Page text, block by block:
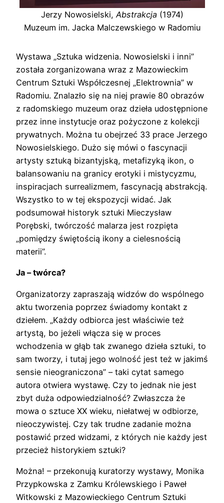
Jerzy Nowosielski, Abstrakcja(1974)
Muzeum im. Jacka Malczewskiego w Radomiu
Wystawa „Sztuka widzenia. Nowosielski i inni”
została zorganizowana wraz z Mazowieckim
Centrum Sztuki Współczesnej „Elektrownia” w
Radomiu. Znalazło się na niej prawie 80 obrazów
z radomskiego muzeum oraz dzieła udostępnione
przez inne instytucje oraz pożyczone z kolekcji
prywatnych. Można tu obejrzeć 33 prace Jerzego
Nowosielskiego. Dużo się mówi o fascynacji
artysty sztuką bizantyjską, metafizyką ikon, o
balansowaniu na granicy erotyki i mistycyzmu,
inspiracjach surrealizmem, fascynacją abstrakcją.
Wszystko to w tej ekspozycji widać. Jak
podsumował historyk sztuki Mieczysław
Porębski, twórczość malarza jest rozpięta
„pomiędzy świętością ikony a cielesnością
materii”.
Ja – twórca?
Organizatorzy zapraszają widzów do wspólnego
aktu tworzenia poprzez świadomy kontakt z
dziełem. „Każdy odbiorca jest właściwie też
artystą, bo jeżeli włącza się w proces
wchodzenia w głąb tak zwanego dzieła sztuki, to
sam tworzy, i tutaj jego wolność jest też w jakimś
sensie nieograniczona” – taki cytat samego
autora otwiera wystawę. Czy to jednak nie jest
zbyt duża odpowiedzialność? Zwłaszcza że
mowa o sztuce XX wieku, niełatwej w odbiorze,
nieoczywistej. Czy tak trudne zadanie można
postawić przed widzami, z których nie każdy jest
przecież historykiem sztuki?
Można! – przekonują kuratorzy wystawy, Monika
Przypkowska z Zamku Królewskiego i Paweł
Witkowski z Mazowieckiego Centrum Sztuki